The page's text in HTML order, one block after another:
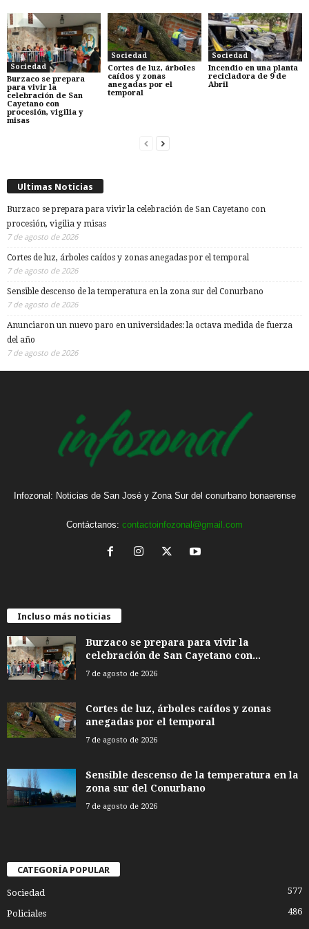
Sociedad
Burzaco se prepara
para vivir la
celebración de San
Cayetano con
procesión, vigilia y
misas
Sociedad
Cortes de luz, árboles
caídos y zonas
anegadas por el
temporal
Sociedad
Incendio en una planta
recicladora de 9 de
Abril
Ultimas Noticias
Burzaco se prepara para vivir la celebración de San Cayetano con
procesión, vigilia y misas
7 de agosto de 2026
Cortes de luz, árboles caídos y zonas anegadas por el temporal
7 de agosto de 2026
Sensible descenso de la temperatura en la zona sur del Conurbano
7 de agosto de 2026
Anunciaron un nuevo paro en universidades: la octava medida de fuerza
del año
7 de agosto de 2026
Infozonal: Noticias de San José y Zona Sur del conurbano bonaerense
Contáctanos: contactoinfozonal@gmail.com
Incluso más noticias
Burzaco se prepara para vivir la
celebración de San Cayetano con...
7 de agosto de 2026
Cortes de luz, árboles caídos y zonas
anegadas por el temporal
7 de agosto de 2026
Sensible descenso de la temperatura en la
zona sur del Conurbano
7 de agosto de 2026
CATEGORÍA POPULAR
Sociedad 577
Policiales
486